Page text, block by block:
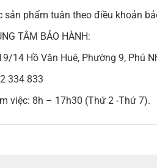
sản phẩm tuân theo điều khoản
TÂM BẢO HÀNH:
14 Hồ Văn Huê, Phường 9, Phú
334 833
việc: 8h – 17h30 (Thứ 2 -Thứ 7).